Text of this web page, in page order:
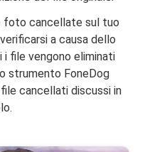
foto cancellate sul tuo
a causa dello
i file vengono eliminati
strumento FoneDog
cancellati discussi in